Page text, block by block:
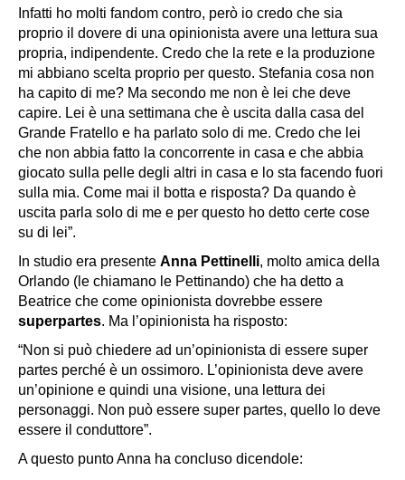
Infatti ho molti fandom contro, però io credo che sia
proprio il dovere di una opinionista avere una lettura sua
propria, indipendente. Credo che la rete e la produzione
mi abbiano scelta proprio per questo. Stefania cosa non
ha capito di me? Ma secondo me non è lei che deve
capire. Lei è una settimana che è uscita dalla casa del
Grande Fratello e ha parlato solo di me. Credo che lei
che non abbia fatto la concorrente in casa e che abbia
giocato sulla pelle degli altri in casa e lo sta facendo fuori
sulla mia. Come mai il botta e risposta? Da quando è
uscita parla solo di me e per questo ho detto certe cose
su di lei”.
In studio era presente Anna Pettinelli, molto amica della
Orlando (le chiamano le Pettinando) che ha detto a
Beatrice che come opinionista dovrebbe essere
superpartes. Ma l’opinionista ha risposto:
“Non si può chiedere ad un’opinionista di essere super
partes perché è un ossimoro. L’opinionista deve avere
un’opinione e quindi una visione, una lettura dei
personaggi. Non può essere super partes, quello lo deve
essere il conduttore”.
A questo punto Anna ha concluso dicendole: